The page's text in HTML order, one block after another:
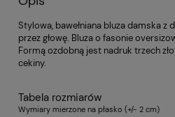
Stylowa, bawełniana bluza damska z
przez głowę. Bluza o fasonie
Formą ozdobną jest nadruk trzech
cekiny.
Tabela rozmiarów
Wymiary mierzone na płasko (+/- 2 cm)